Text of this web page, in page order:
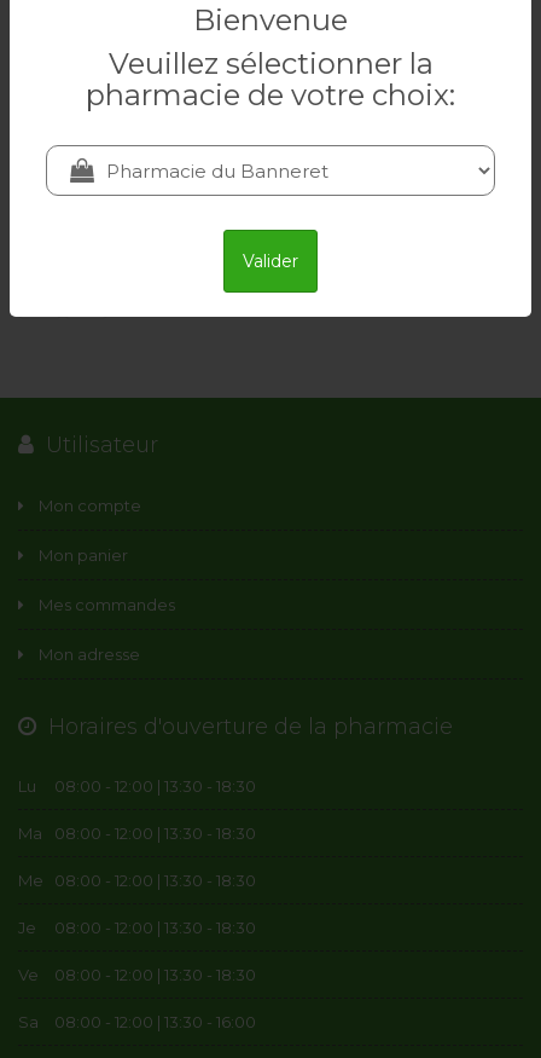
Bienvenue
Veuillez sélectionner la
pharmacie de votre choix:
Valider
FRONTLINE
Ajouter au panier
Utilisateur
Mon compte
Mon panier
Mes commandes
Mon adresse
Horaires d'ouverture de la pharmacie
Lu 08:00 - 12:00 | 13:30 - 18:30
Ma 08:00 - 12:00 | 13:30 - 18:30
Me 08:00 - 12:00 | 13:30 - 18:30
Je 08:00 - 12:00 | 13:30 - 18:30
Ve 08:00 - 12:00 | 13:30 - 18:30
Sa 08:00 - 12:00 | 13:30 - 16:00